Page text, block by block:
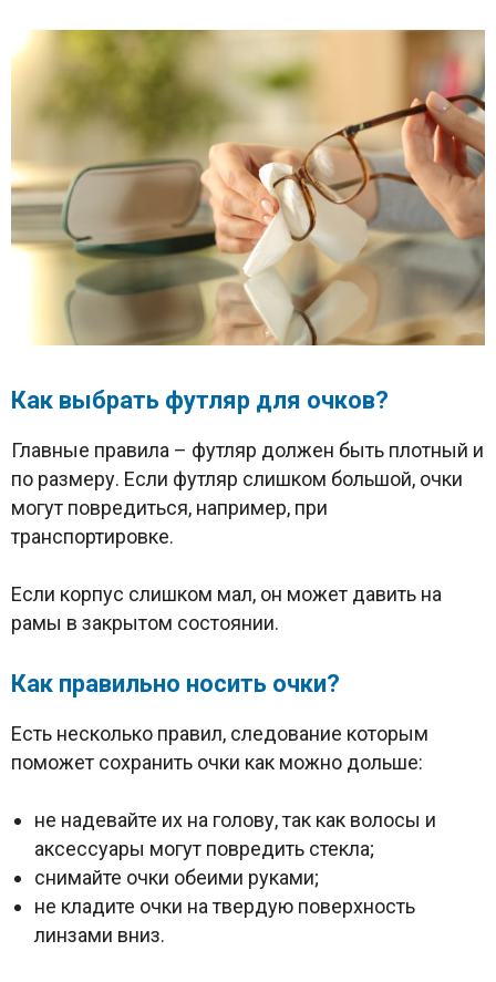
Как выбрать футляр для очков?
Главные правила – футляр должен быть плотный и
по размеру. Если футляр слишком большой, очки
могут повредиться, например, при
транспортировке.
Если корпус слишком мал, он может давить на
рамы в закрытом состоянии.
Как правильно носить очки?
Есть несколько правил, следование которым
поможет сохранить очки как можно дольше:
не надевайте их на голову, так как волосы и
аксессуары могут повредить стекла;
снимайте очки обеими руками;
не кладите очки на твердую поверхность
линзами вниз.